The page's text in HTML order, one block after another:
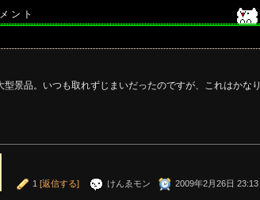
ン ト
景品。いつも取れずじまいだったのですが、これはかなり
1 [返信する] けんゑモン 2009年2月26日 23:13